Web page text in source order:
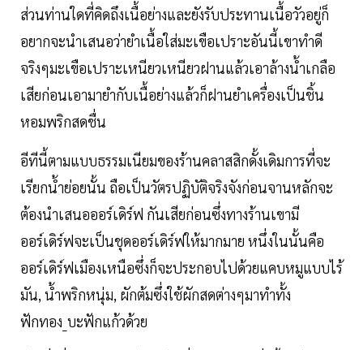
ส่วนท่านใดที่คิดถึงเนื้อย่างและยังรับประทานเนื้อวัวอยู่ก็
อยากจะนำเสนอว่ายำเนื้อใส่มะเขือเปราะอันนี้เขาทำดี
จริงๆมะเขือเปราะเหนียวเหนียวฝานแล้วเอาล้างน้ำเกลือ
เสียก่อนเอามายำกับเนื้อย่างแล้วก็ฝานยำเครื่องเป็นชิ้น
หอมพริกสดชื่น
อีทีนี้ตามแบบธรรมเนียมของร้านคลาสสิกดั้งเดิมการที่จะ
เรียกน้ำย่อยนั้น ถือเป็นวัตรปฏิบัติจริงจังก่อนจานหลักจะ
ต้องนำเสนอออร์เดิร์ฟ กันเสียก่อนซึ่งทางร้านเขามี
ออร์เดิร์ฟจะเป็นชุดออร์เดิร์ฟให้มากมาย หนึ่งในนั้นคือ
ออร์เดิร์ฟเมืองเหนือซึ่งก็จะประกอบไปด้วยแคบหมูแบบไร้
มัน, น้ำพริกหนุ่ม, ผักต้มซึ่งใช้ผักสดต่างๆมาทำทั้ง
ฟักทอง_บะฟักแก้วด้วย